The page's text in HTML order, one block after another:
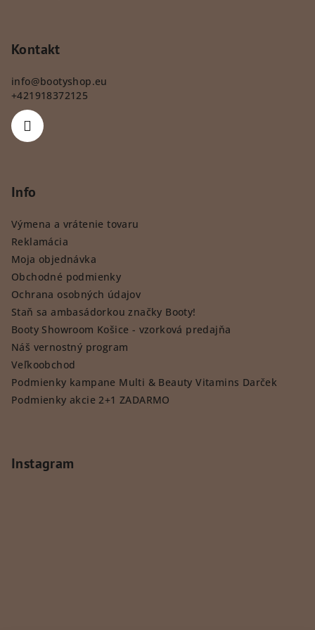
Kontakt
info@bootyshop.eu
+421918372125
Info
Výmena a vrátenie tovaru
Reklamácia
Moja objednávka
Obchodné podmienky
Ochrana osobných údajov
Staň sa ambasádorkou značky Booty!
Booty Showroom Košice - vzorková predajňa
Náš vernostný program
Veľkoobchod
Podmienky kampane Multi & Beauty Vitamins Darček
Podmienky akcie 2+1 ZADARMO
Instagram